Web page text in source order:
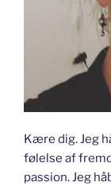
Kære dig. Jeg
følelse af
passion. Jeg